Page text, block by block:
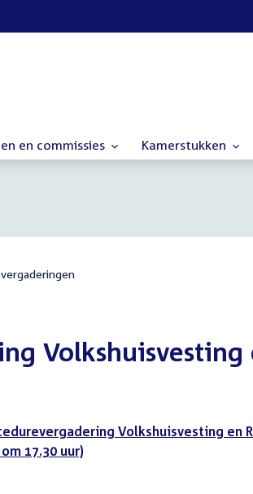
en commissies Kamerstukken
Volkshuisvesting en
17.30 uur)